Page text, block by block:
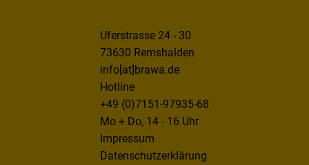
Uferstrasse 24 - 30
73630 Remshalden
info[at]brawa.de
Hotline
+49 (0)7151-97935-68
Mo + Do, 14 - 16 Uhr
Impressum
Datenschutzerklärung